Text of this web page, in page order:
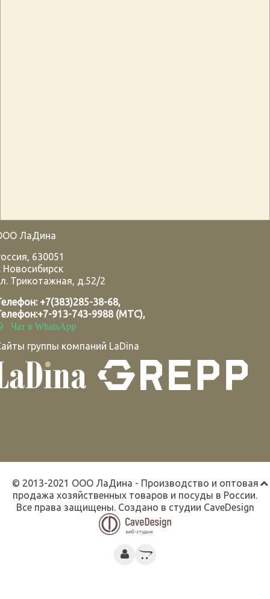
ЛаДина
, 630051
Новосибирск
Трикотажная, д.52/2
+7(383)285-38-68,
+7-913-743-9988 (МТС),
Чат в WhatsApp
группы компаний LaDina
© 2013-2021 ООО ЛаДина - Производство и оптовая
продажа хозяйственных товаров и посуды в России.
Все права защищены. Создано в студии CaveDesign